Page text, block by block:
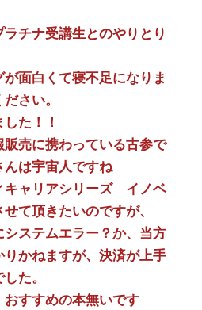
チナ受講生とのやりとり
面白くて寝不足になりま
さい。
た！！
販売に携わっている古参で
んは宇宙人ですね
キャリアシリーズ イノベ
て頂きたいのですが、
システムエラー？か、当方
りかねますが、決済が上手
た。
おすすめの本無いです